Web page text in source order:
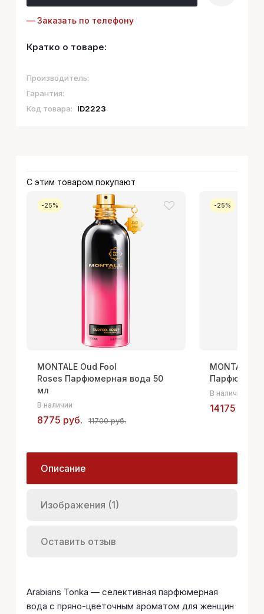
— Заказать по телефону
Кратко о товаре:
Производитель:
Гарантия:
Код товара:
ID2223
С этим товаром покупают
-25%
MONTALE Oud Fool
Roses Парфюмерная вода 50
мл
В наличии
8775 руб. 11700 руб.
-25%
MONTALE
В наличии
14175 руб.
Описание
Изображения (1)
Оставить отзыв
Arabians Tonka — селективная парфюмерная
вода с пряно-цветочным ароматом для женщин